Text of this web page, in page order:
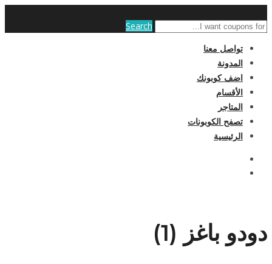
Search
تواصل معنا
المدونة
اضف كوبونك
الأقسام
المتاجر
تصفح الكوبونات
الرئيسية
دودو باغز (1)